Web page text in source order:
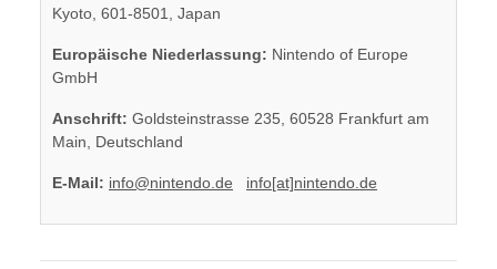
Kyoto, 601-8501, Japan
Europäische Niederlassung: Nintendo of Europe
GmbH
Anschrift: Goldsteinstrasse 235, 60528 Frankfurt am
Main, Deutschland
E-Mail: info@nintendo.de info[at]nintendo.de